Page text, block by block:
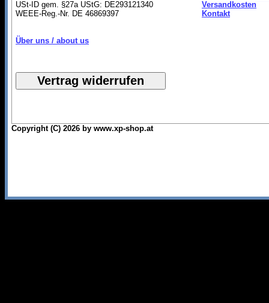
USt-ID gem. §27a UStG: DE293121340
WEEE-Reg.-Nr. DE 46869397
Über uns / about us
Versandkosten
Kontakt
Copyright (C) 2026 by www.xp-shop.at